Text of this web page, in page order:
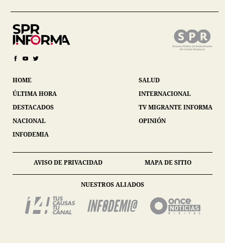
HOME
ÚLTIMA HORA
DESTACADOS
NACIONAL
INFODEMIA
SALUD
INTERNACIONAL
TV MIGRANTE INFORMA
OPINIÓN
AVISO DE PRIVACIDAD MAPA DE SITIO
NUESTROS ALIADOS